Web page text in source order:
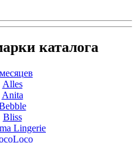
каталога
Alles
Anita
Bliss
Lingerie